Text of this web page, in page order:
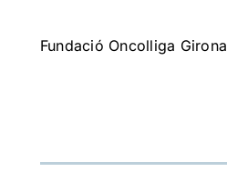
Fundació Oncolliga Girona